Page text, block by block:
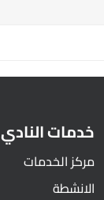
خدمات النادي
مركز الخدمات
الانشطة